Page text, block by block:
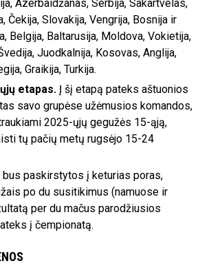
Azerbaidžanas, Serbija, Sakartvelas,
Čekija, Slovakija, Vengrija, Bosnija ir
Belgija, Baltarusija, Moldova, Vokietija,
Juodkalnija, Kosovas, Anglija,
Graikija, Turkija.
etapas. Į šį etapą pateks aštuonios
savo grupėse užėmusios komandos,
2025-ųjų gegužės 15-ąją,
tų pačių metų rugsėjo 15-24
paskirstytos į keturias poras,
po du susitikimus (namuose ir
per du mačus parodžiusios
į čempionatą.